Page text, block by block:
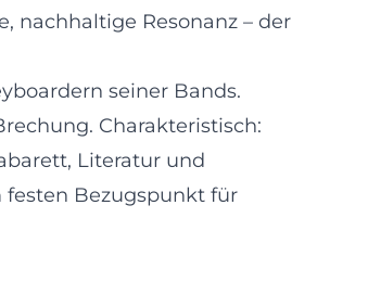
nachhaltige Resonanz – der
seiner Bands.
Charakteristisch:
Literatur und
Bezugspunkt für